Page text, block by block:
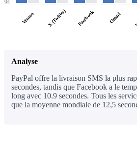
Venmo X (Twitter) Facebook Gmail
Analyse
PayPal offre la livraison SMS la plus
secondes, tandis que Facebook a le
long avec 10.9 secondes. Tous les
que la moyenne mondiale de 12,5